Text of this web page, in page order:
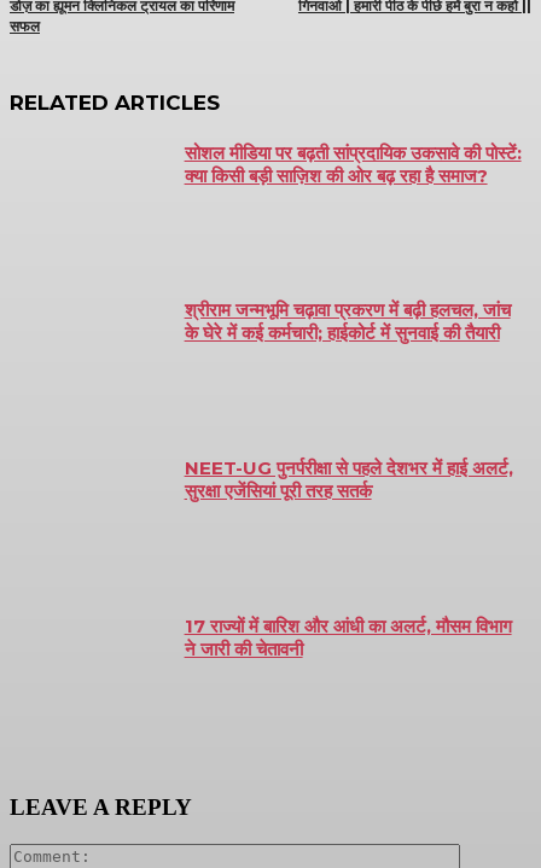
डोज़ का ह्यूमन क्लिनिकल ट्रायल का परिणाम
सफल
गिनवाओ | हमारी पीठ के पीछे हमें बुरा न कहो ||
RELATED ARTICLES
सोशल मीडिया पर बढ़ती सांप्रदायिक उकसावे की पोस्टें:
क्या किसी बड़ी साज़िश की ओर बढ़ रहा है समाज?
श्रीराम जन्मभूमि चढ़ावा प्रकरण में बढ़ी हलचल, जांच
के घेरे में कई कर्मचारी; हाईकोर्ट में सुनवाई की तैयारी
NEET-UG पुनर्परीक्षा से पहले देशभर में हाई अलर्ट,
सुरक्षा एजेंसियां पूरी तरह सतर्क
17 राज्यों में बारिश और आंधी का अलर्ट, मौसम विभाग
ने जारी की चेतावनी
LEAVE A REPLY